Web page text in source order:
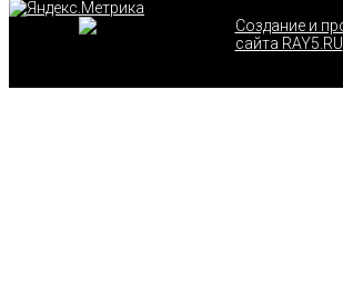
Создание и
сайта RAY5.RU